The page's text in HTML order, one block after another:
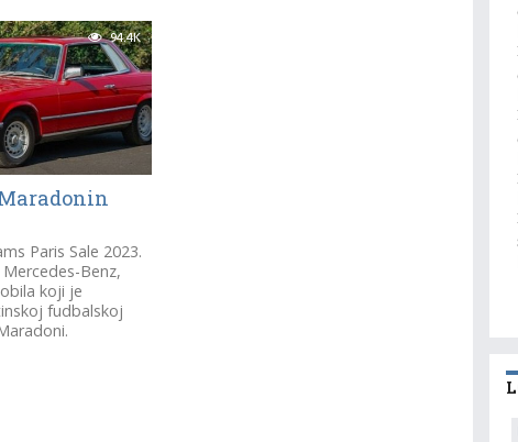
94.4K
Paris Sale 2023.
Benz,
koji je
fudbalskoj